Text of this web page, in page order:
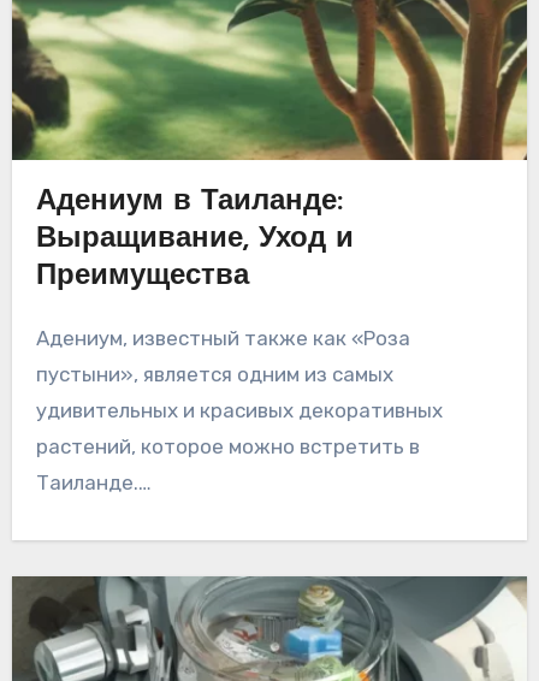
Адениум в Таиланде:
Выращивание, Уход и
Преимущества
Адениум, известный также как «Роза
пустыни», является одним из самых
удивительных и красивых декоративных
растений, которое можно встретить в
Таиланде.…